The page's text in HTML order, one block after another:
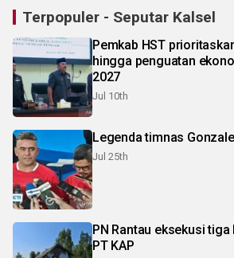
Terpopuler - Seputar Kalsel
Pemkab HST
hingga penguatan
2027
Jul 10th
Legenda timnas
Jul 25th
PN Rantau eksekusi
PT KAP